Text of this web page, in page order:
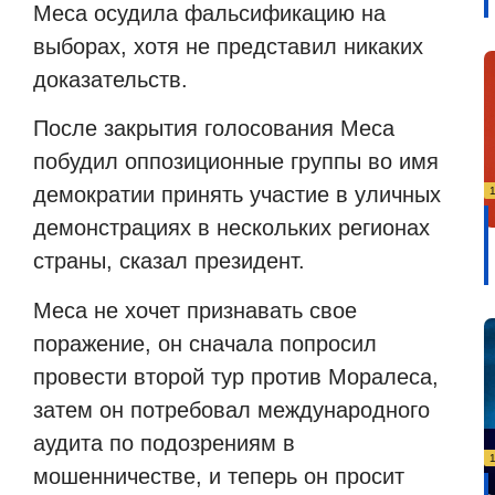
Меса осудила фальсификацию на
выборах, хотя не представил никаких
доказательств.
После закрытия голосования Меса
побудил оппозиционные группы во имя
демократии принять участие в уличных
демонстрациях в нескольких регионах
страны, сказал президент.
Меса не хочет признавать свое
поражение, он сначала попросил
провести второй тур против Моралеса,
затем он потребовал международного
аудита по подозрениям в
мошенничестве, и теперь он просит